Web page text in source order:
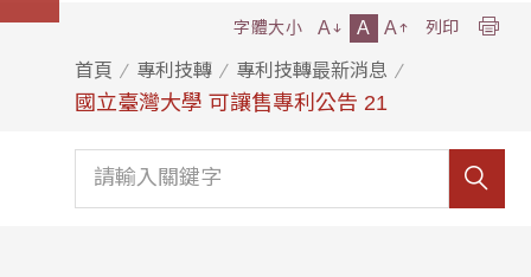
首頁 專利技轉 專利技轉最新消息
國立臺灣大學 可讓售專利公告 21
字體大小 A A A 列印